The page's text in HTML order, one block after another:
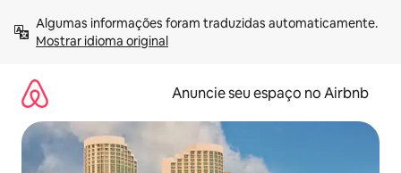
para
Mostrar idioma original
Anuncie seu espaço no Airbnb